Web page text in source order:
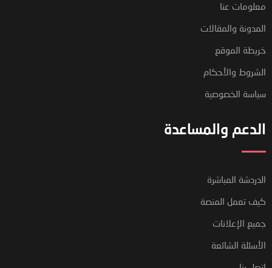
معلومات عنا
المدونة والمقالات
خريطة الموقع
الشروط والأحكام
سياسة الخصوصية
الدعم والمساعدة
الدردشة المباشرة
كيف تعمل المنصة
جميع الإعلانات
الأسئلة الشائعة